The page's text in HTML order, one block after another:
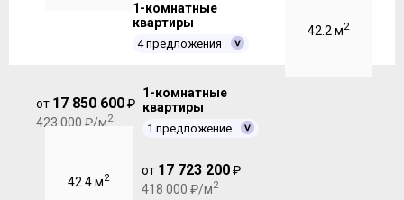
1-комнатные
квартиры
4 предложения
42.2 м2
от 17 850 600₽
423 000 ₽/м2
1-комнатные
квартиры
1 предложение
42.4 м2
от 17 723 200₽
418 000 ₽/м2